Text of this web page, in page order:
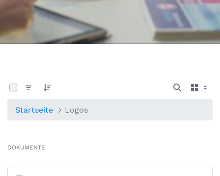
0 von 5 Elemente ausgewählt
Startseite Logos
DOKUMENTE